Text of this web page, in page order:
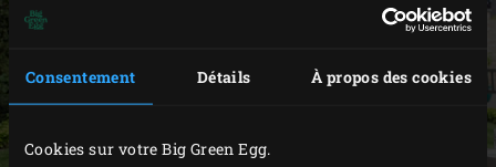
Consentement Détails À propos des cookies
Cookies sur votre Big Green Egg.